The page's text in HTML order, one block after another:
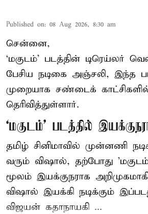
Published on: 08 Aug 2026, 8:30 am
சென்னை,
‘மகுடம்’ படத்தின் டிரெய்லர்
பேசிய நடிகை அஞ்சலி, இந்த
முறையாக சண்டைக்
தெரிவித்துள்ளார்.
‘மகுடம்’ படத்தில்
தமிழ் சினிமாவில் முன்னணி
வரும் விஷால், தற்போது
மூலம் இயக்குநராக
விஷால் இயக்கி நடிக்கும்
விஜயன் கதாநாயகி ...